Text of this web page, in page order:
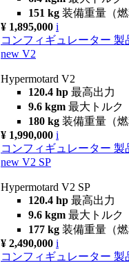
151 kg 装備重量（燃
¥ 1,895,000 i
コンフィギュレーター 製
new V2
Hypermotard V2
120.4 hp 最高出力
9.6 kgm 最大トルク
180 kg 装備重量（燃
¥ 1,990,000 i
コンフィギュレーター 製
new V2 SP
Hypermotard V2 SP
120.4 hp 最高出力
9.6 kgm 最大トルク
177 kg 装備重量（燃
¥ 2,490,000 i
コンフィギュレーター 製